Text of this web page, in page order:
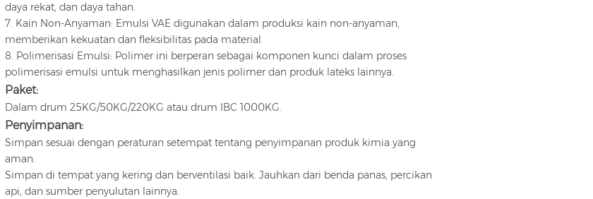
daya rekat, dan daya tahan.
7. Kain Non-Anyaman: Emulsi VAE digunakan dalam produksi kain non-anyaman,
memberikan kekuatan dan fleksibilitas pada material.
8. Polimerisasi Emulsi: Polimer ini berperan sebagai komponen kunci dalam proses
polimerisasi emulsi untuk menghasilkan jenis polimer dan produk lateks lainnya.
Paket:
Dalam drum 25KG/50KG/220KG atau drum IBC 1000KG.
Penyimpanan:
Simpan sesuai dengan peraturan setempat tentang penyimpanan produk kimia yang
aman.
Simpan di tempat yang kering dan berventilasi baik. Jauhkan dari benda panas, percikan
api, dan sumber penyulutan lainnya.